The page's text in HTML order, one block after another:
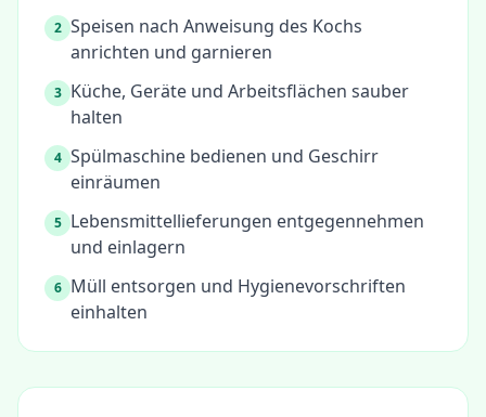
2 Speisen nach Anweisung des Kochs
anrichten und garnieren
3 Küche, Geräte und Arbeitsflächen sauber
halten
4 Spülmaschine bedienen und Geschirr
einräumen
5 Lebensmittellieferungen entgegennehmen
und einlagern
6 Müll entsorgen und Hygienevorschriften
einhalten